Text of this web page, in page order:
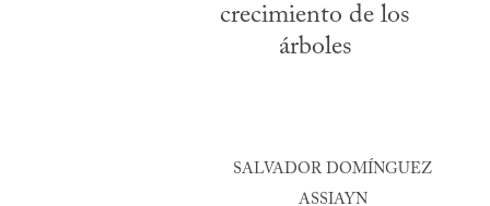
crecimiento de los
árboles
SALVADOR DOMÍNGUEZ
ASSIAYN